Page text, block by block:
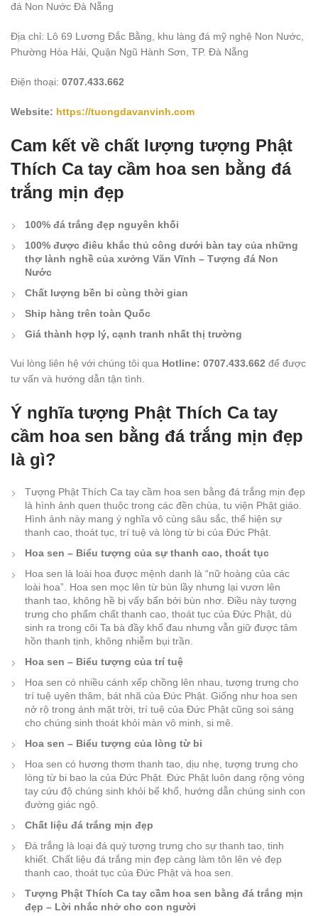
đá Non Nước Đà Nẵng
Địa chỉ: Lô 69 Lương Đắc Bằng, khu làng đá mỹ nghệ Non Nước,
Phường Hòa Hải, Quận Ngũ Hành Sơn, TP. Đà Nẵng
Điện thoại: 0707.433.662
Website: https://tuongdavanvinh.com
Cam kết về chất lượng tượng Phật
Thích Ca tay cầm hoa sen bằng đá
trắng mịn đẹp
100% đá trắng đẹp nguyên khối
100% được điêu khắc thủ công dưới bàn tay của những
thợ lành nghề của xưởng Văn Vĩnh – Tượng đá Non
Nước
Chất lượng bền bỉ cùng thời gian
Ship hàng trên toàn Quốc
Giá thành hợp lý, cạnh tranh nhất thị trường
Vui lòng liên hệ với chúng tôi qua Hotline: 0707.433.662 để được
tư vấn và hướng dẫn tận tình.
Ý nghĩa tượng Phật Thích Ca tay
cầm hoa sen bằng đá trắng mịn đẹp
là gì?
Tượng Phật Thích Ca tay cầm hoa sen bằng đá trắng mịn đẹp
là hình ảnh quen thuộc trong các đền chùa, tu viện Phật giáo.
Hình ảnh này mang ý nghĩa vô cùng sâu sắc, thể hiện sự
thanh cao, thoát tục, trí tuệ và lòng từ bi của Đức Phật.
Hoa sen – Biểu tượng của sự thanh cao, thoát tục
Hoa sen là loài hoa được mệnh danh là “nữ hoàng của các
loài hoa”. Hoa sen mọc lên từ bùn lầy nhưng lại vươn lên
thanh tao, không hề bị vấy bẩn bởi bùn nhơ. Điều này tượng
trưng cho phẩm chất thanh cao, thoát tục của Đức Phật, dù
sinh ra trong cõi Ta bà đầy khổ đau nhưng vẫn giữ được tâm
hồn thanh tịnh, không nhiễm bụi trần.
Hoa sen – Biểu tượng của trí tuệ
Hoa sen có nhiều cánh xếp chồng lên nhau, tượng trưng cho
trí tuệ uyên thâm, bát nhã của Đức Phật. Giống như hoa sen
nở rộ trong ánh mặt trời, trí tuệ của Đức Phật cũng soi sáng
cho chúng sinh thoát khỏi màn vô minh, si mê.
Hoa sen – Biểu tượng của lòng từ bi
Hoa sen có hương thơm thanh tao, dịu nhẹ, tượng trưng cho
lòng từ bi bao la của Đức Phật. Đức Phật luôn dang rộng vòng
tay cứu độ chúng sinh khỏi bể khổ, hướng dẫn chúng sinh con
đường giác ngộ.
Chất liệu đá trắng mịn đẹp
Đá trắng là loại đá quý tượng trưng cho sự thanh tao, tinh
khiết. Chất liệu đá trắng mịn đẹp càng làm tôn lên vẻ đẹp
thanh cao, thoát tục của Đức Phật và hoa sen.
Tượng Phật Thích Ca tay cầm hoa sen bằng đá trắng mịn
đẹp – Lời nhắc nhở cho con người